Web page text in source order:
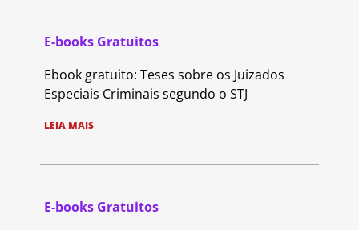
E-books Gratuitos
Ebook gratuito: Teses sobre os Juizados
Especiais Criminais segundo o STJ
LEIA MAIS
E-books Gratuitos